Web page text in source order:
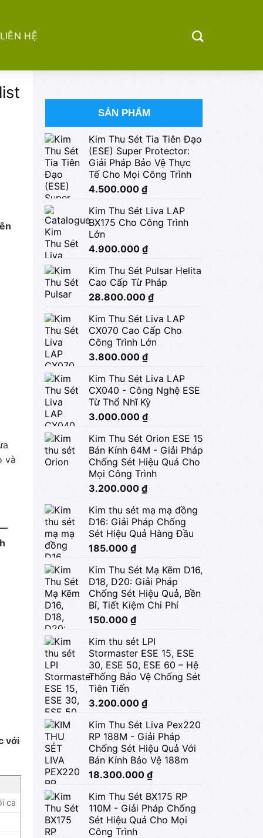
LIÊN HỆ
và
với
ca
SẢN PHẨM
Kim Thu Sét Tia Tiên Đạo
(ESE) Super Protector:
Giải Pháp Bảo Vệ Thực
Tế Cho Mọi Công Trình
4.500.000 ₫
Kim Thu Sét Liva LAP
BX175 Cho Công Trình
Lớn
4.900.000 ₫
Kim Thu Sét Pulsar Helita
Cao Cấp Từ Pháp
28.800.000 ₫
Kim Thu Sét Liva LAP
CX070 Cao Cấp Cho
Công Trình Lớn
3.800.000 ₫
Kim Thu Sét Liva LAP
CX040 - Công Nghệ ESE
Từ Thổ Nhĩ Kỳ
3.000.000 ₫
Kim Thu Sét Orion ESE 15
Bán Kính 64M - Giải Pháp
Chống Sét Hiệu Quả Cho
Mọi Công Trình
3.200.000 ₫
Kim thu sét mạ mạ đồng
D16: Giải Pháp Chống
Sét Hiệu Quả Hàng Đầu
185.000 ₫
Kim Thu Sét Mạ Kẽm D16,
D18, D20: Giải Pháp
Chống Sét Hiệu Quả, Bền
Bỉ, Tiết Kiệm Chi Phí
150.000 ₫
Kim thu sét LPI
Stormaster ESE 15, ESE
30, ESE 50, ESE 60 – Hệ
Thống Bảo Vệ Chống Sét
Tiên Tiến
3.200.000 ₫
Kim Thu Sét Liva Pex220
RP 188M - Giải Pháp
Chống Sét Hiệu Quả Với
Bán Kính Bảo Vệ 188m
18.300.000 ₫
Kim Thu Sét BX175 RP
110M - Giải Pháp Chống
Sét Hiệu Quả Cho Mọi
Công Trình